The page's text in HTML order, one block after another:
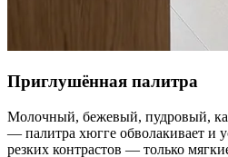
Приглушённая палитра
Молочный, бежевый, пудровый,
— палитра хюгге обволакивает и
резких контрастов — только